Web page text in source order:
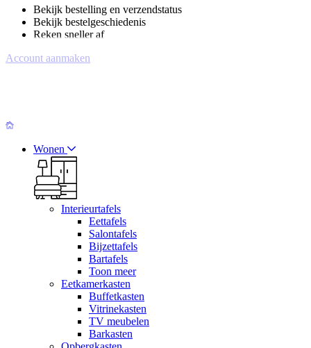
Bekijk bestelling en verzendstatus
Bekijk bestelgeschiedenis
Reken sneller af
Account aanmaken
Wonen
Interieurtafels
Eettafels
Salontafels
Bijzettafels
Bartafels
Toon meer
Eetkamerkasten
Buffetkasten
Vitrinekasten
TV meubelen
Barkasten